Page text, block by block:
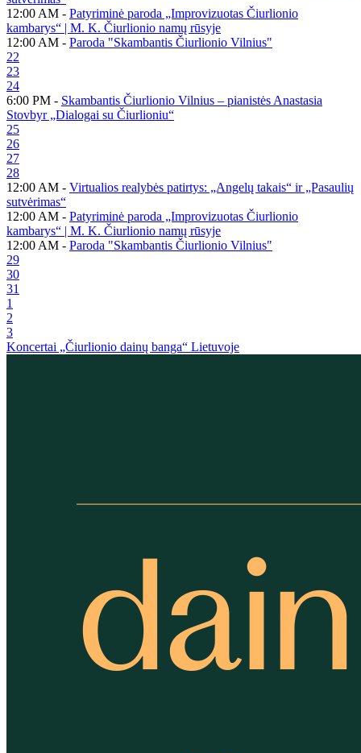
12:00 AM - Patyriminė paroda „Improvizuotas Čiurlionio
kambarys“ | M. K. Čiurlionio namų rūsyje
12:00 AM - Paroda "Skambantis Čiurlionio Vilnius"
22
23
24
6:00 PM - Skambantis Čiurlionio Vilnius – pianistės Anastasia
Stovbyr „Dialogai su Čiurlioniu“
25
26
27
28
12:00 AM - Virtualios realybės patirtys: „Angelų takais“ ir „Pasaulių
sutvėrimas“
12:00 AM - Patyriminė paroda „Improvizuotas Čiurlionio
kambarys“ | M. K. Čiurlionio namų rūsyje
12:00 AM - Paroda "Skambantis Čiurlionio Vilnius"
29
30
31
1
2
3
Koncertai „Čiurlionio dainų banga“ Lietuvoje